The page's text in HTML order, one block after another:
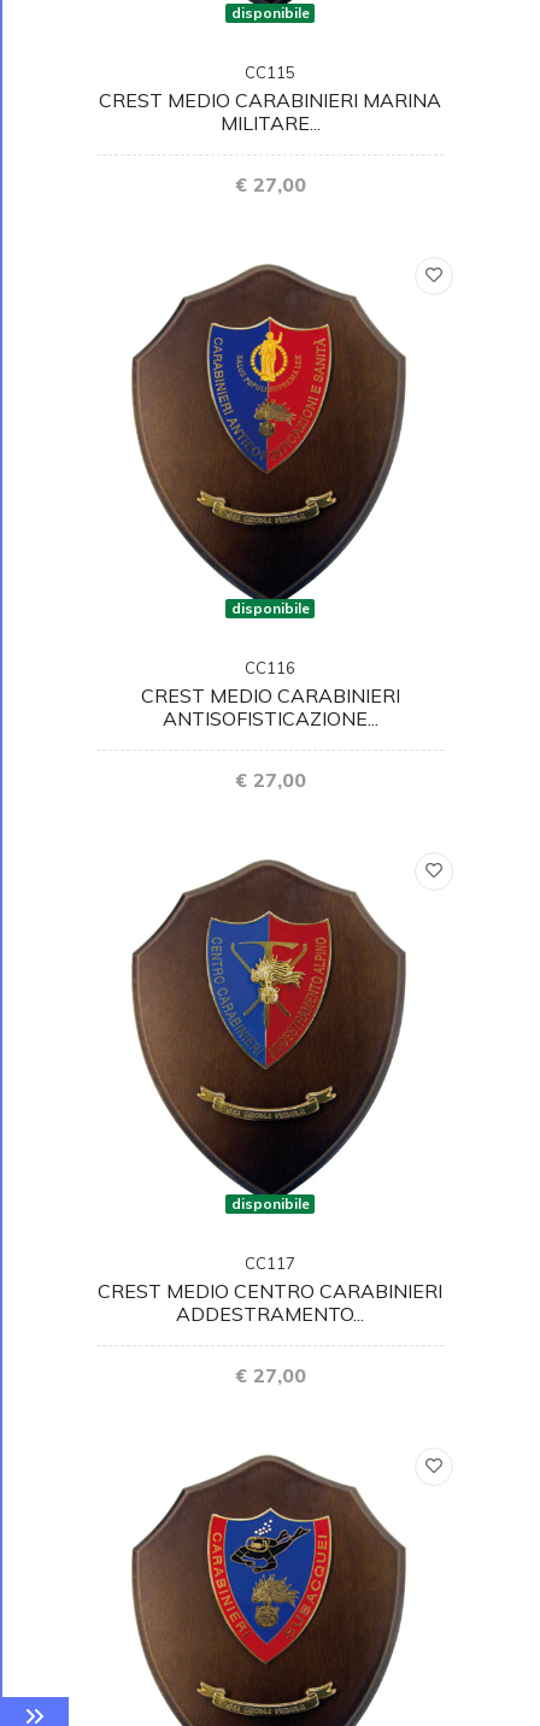
disponibile
CC115
CREST MEDIO CARABINIERI MARINA
MILITARE...
€ 27,00
disponibile
CC116
CREST MEDIO CARABINIERI
ANTISOFISTICAZIONE...
€ 27,00
disponibile
CC117
CREST MEDIO CENTRO CARABINIERI
ADDESTRAMENTO...
€ 27,00